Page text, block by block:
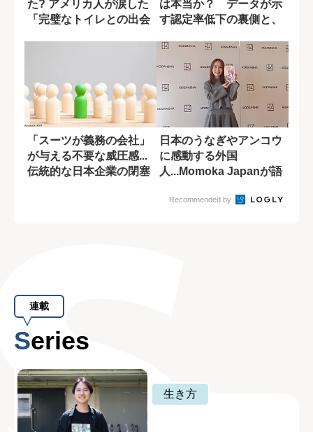
た? アメリカ人が涙した
「完璧なトイレとの出会
は本当か？ データが示
す認定率低下の裏側と、
「スーツが義務の会社」
が与える不要な威圧感...
伝統的な日本企業の閉塞
日本のうなぎやアンコウ
に感動する外国
人...Momoka Japanが語
Recommended by
連載
Series
生き方